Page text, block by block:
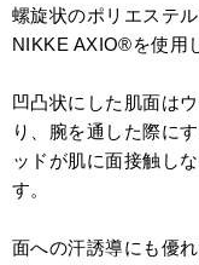
螺旋状のポリエステ
NIKKE AXIO®を使用
凹凸状にした肌面は
り、腕を通した際に
ッドが肌に面接触し
す。
面への汗誘導にも優